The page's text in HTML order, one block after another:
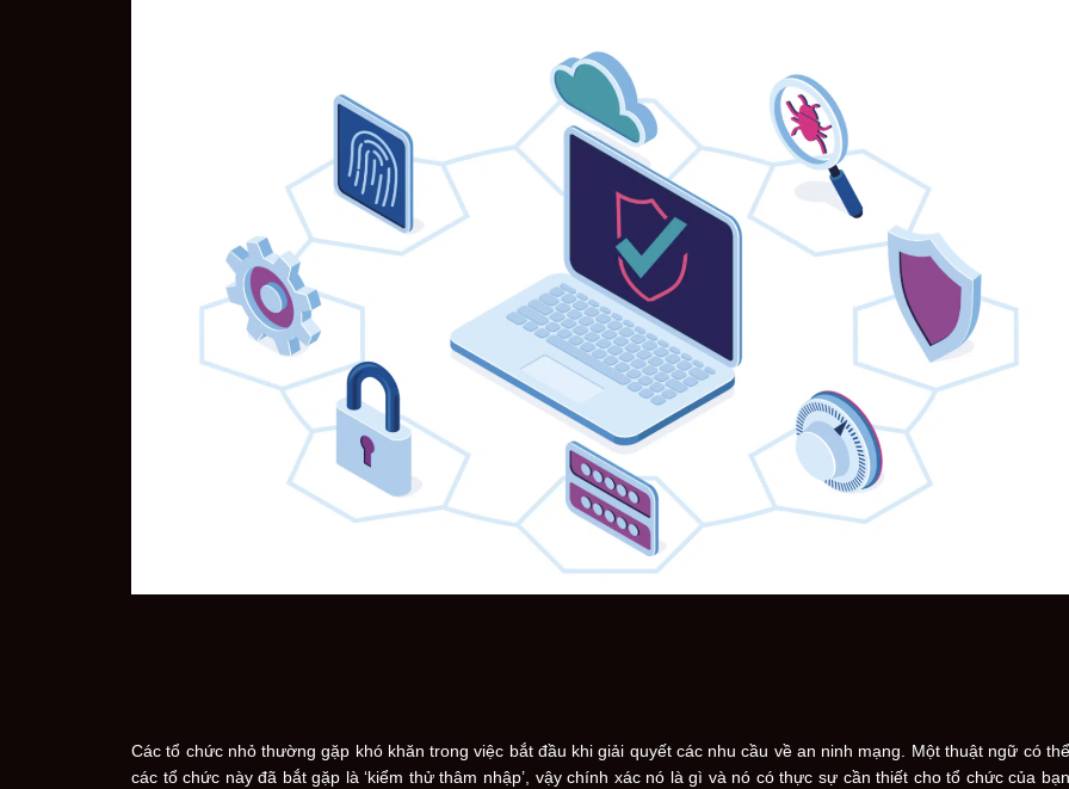
Các tổ chức nhỏ thường gặp khó khăn trong việc bắt đầu khi giải quyết các nhu cầu về an ninh mạng. Một thuật ngữ có thể
các tổ chức này đã bắt gặp là ‘kiểm thử thâm nhập’, vậy chính xác nó là gì và nó có thực sự cần thiết cho tổ chức của bạn